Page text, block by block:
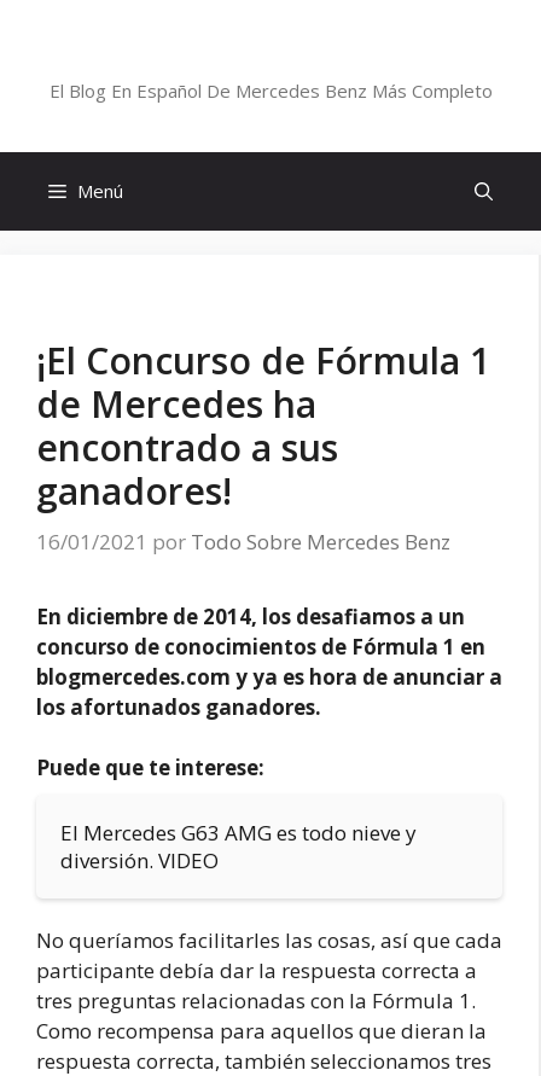
El Blog En Español De Mercedes Benz Más Completo
Menú
¡El Concurso de Fórmula 1
de Mercedes ha
encontrado a sus
ganadores!
16/01/2021 por Todo Sobre Mercedes Benz
En diciembre de 2014, los desafiamos a un
concurso de conocimientos de Fórmula 1 en
blogmercedes.com y ya es hora de anunciar a
los afortunados ganadores.
Puede que te interese:
El Mercedes G63 AMG es todo nieve y
diversión. VIDEO
No queríamos facilitarles las cosas, así que cada
participante debía dar la respuesta correcta a
tres preguntas relacionadas con la Fórmula 1.
Como recompensa para aquellos que dieran la
respuesta correcta, también seleccionamos tres